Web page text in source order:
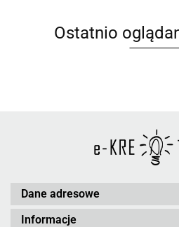
Ostatnio
Dane adresowe
Informacje